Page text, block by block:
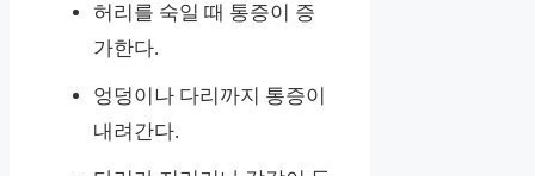
허리를 숙일 때 통증이 증
가한다.
엉덩이나 다리까지 통증이
내려간다.